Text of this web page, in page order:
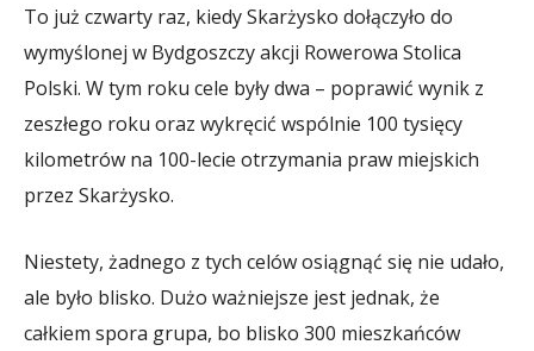
To już czwarty raz, kiedy Skarżysko dołączyło do
wymyślonej w Bydgoszczy akcji Rowerowa Stolica
Polski. W tym roku cele były dwa – poprawić wynik z
zeszłego roku oraz wykręcić wspólnie 100 tysięcy
kilometrów na 100-lecie otrzymania praw miejskich
przez Skarżysko.
Niestety, żadnego z tych celów osiągnąć się nie udało,
ale było blisko. Dużo ważniejsze jest jednak, że
całkiem spora grupa, bo blisko 300 mieszkańców